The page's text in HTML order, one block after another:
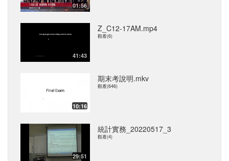
01:56
41:43
Z_C12-17AM.mp4
觀看(6)
10:16
期末考說明.mkv
觀看(646)
29:51
統計實務_20220517_3
觀看(4)